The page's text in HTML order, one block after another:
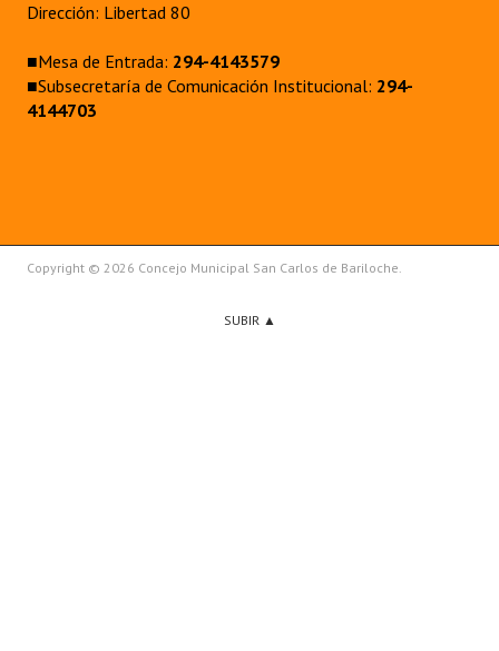
Dirección: Libertad 80
■Mesa de Entrada: 294-4143579
■Subsecretaría de Comunicación Institucional: 294-
4144703
Copyright © 2026 Concejo Municipal San Carlos de Bariloche.
SUBIR ▲